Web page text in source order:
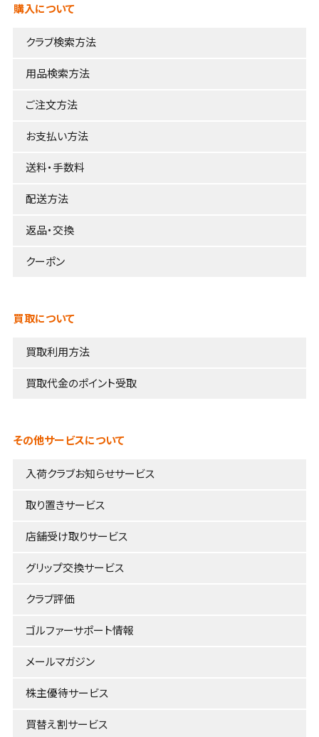
購入について
クラブ検索方法
用品検索方法
ご注文方法
お支払い方法
送料・手数料
配送方法
返品・交換
クーポン
買取について
買取利用方法
買取代金のポイント受取
その他サービスについて
入荷クラブお知らせサービス
取り置きサービス
店舗受け取りサービス
グリップ交換サービス
クラブ評価
ゴルファーサポート情報
メールマガジン
株主優待サービス
買替え割サービス